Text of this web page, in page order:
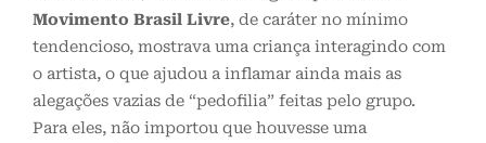
Movimento Brasil Livre, de caráter no mínimo
tendencioso, mostrava uma criança interagindo com
o artista, o que ajudou a inflamar ainda mais as
alegações vazias de “pedofilia” feitas pelo grupo.
Para eles, não importou que houvesse uma